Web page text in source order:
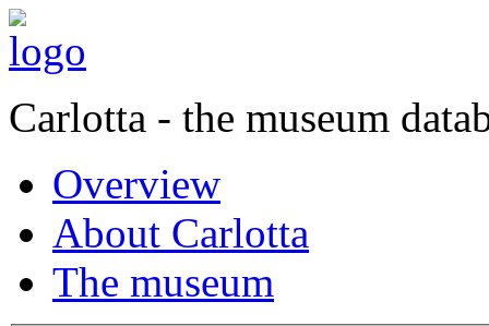
Carlotta - the museum
Overview
About Carlotta
The museum